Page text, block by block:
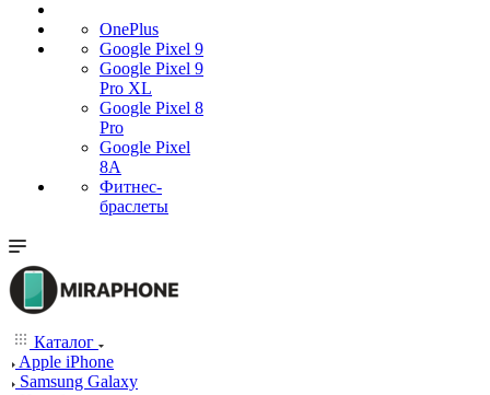
OnePlus
Google Pixel 9
Google Pixel 9
Pro XL
Google Pixel 8
Pro
Google Pixel
8A
Фитнес-
браслеты
Каталог
Apple iPhone
Samsung Galaxy